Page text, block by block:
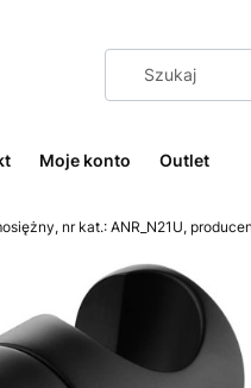
Moje konto Outlet
nr kat.: ANR_N21U,